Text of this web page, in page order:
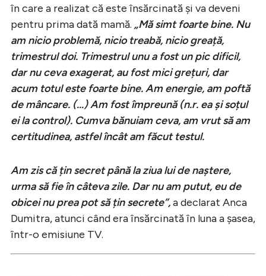
în care a realizat că este însărcinată şi va deveni
pentru prima dată mamă. „Mă simt foarte bine. Nu
am nicio problemă, nicio treabă, nicio greață,
trimestrul doi. Trimestrul unu a fost un pic dificil,
dar nu ceva exagerat, au fost mici grețuri, dar
acum totul este foarte bine. Am energie, am poftă
de mâncare. (…) Am fost împreună (n.r. ea și soțul
ei la control). Cumva bănuiam ceva, am vrut să am
certitudinea, astfel încât am făcut testul.
Am zis că țin secret până la ziua lui de naștere,
urma să fie în câteva zile. Dar nu am putut, eu de
obicei nu prea pot să țin secrete”,a declarat Anca
Dumitra, atunci când era însărcinată în luna a șasea,
într-o emisiune TV.